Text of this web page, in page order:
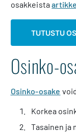
osakkeista
TUTUSTU
Osinko-
Osinko-osake
Korkea
Tasainen ja